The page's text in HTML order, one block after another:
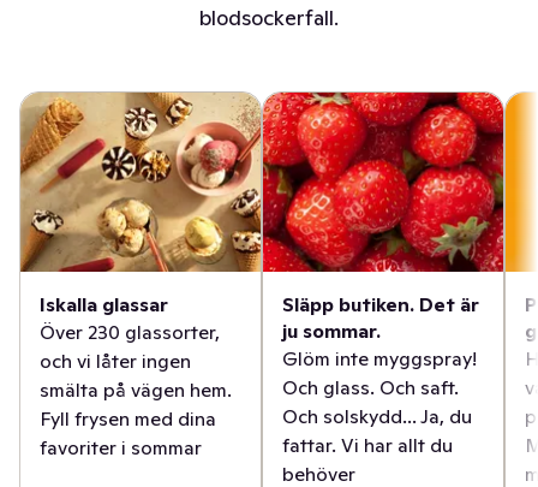
blodsockerfall.
Iskalla glassar
Över 230 glassorter,
och vi låter ingen
smälta på vägen hem.
Fyll frysen med dina
favoriter i sommar
Släpp butiken. Det är
ju sommar.
Glöm inte myggspray!
Och glass. Och saft.
Och solskydd... Ja, du
fattar. Vi har allt du
behöver